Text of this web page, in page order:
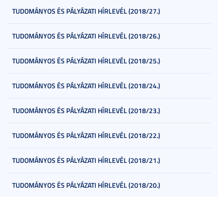
TUDOMÁNYOS ÉS PÁLYÁZATI HÍRLEVÉL (2018/27.)
TUDOMÁNYOS ÉS PÁLYÁZATI HÍRLEVÉL (2018/26.)
TUDOMÁNYOS ÉS PÁLYÁZATI HÍRLEVÉL (2018/25.)
TUDOMÁNYOS ÉS PÁLYÁZATI HÍRLEVÉL (2018/24.)
TUDOMÁNYOS ÉS PÁLYÁZATI HÍRLEVÉL (2018/23.)
TUDOMÁNYOS ÉS PÁLYÁZATI HÍRLEVÉL (2018/22.)
TUDOMÁNYOS ÉS PÁLYÁZATI HÍRLEVÉL (2018/21.)
TUDOMÁNYOS ÉS PÁLYÁZATI HÍRLEVÉL (2018/20.)